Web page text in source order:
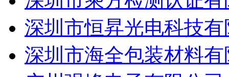
深圳市恒昇光电科技
深圳市海全包装材料